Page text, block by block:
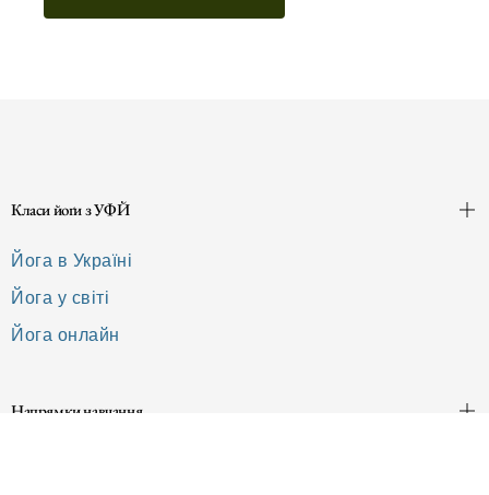
Класи йоґи з УФЙ
Йога в Україні
Йога у світі
Йога онлайн
Напрямки навчання